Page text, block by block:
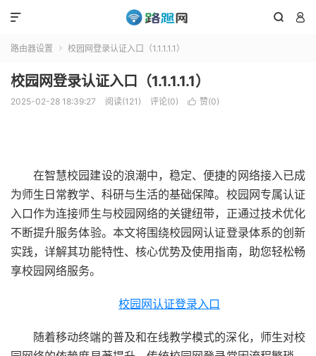
 

路由器设置  校园网登录认证入口（1.1.1.1.1）
校园网登录认证入口（1.1.1.1.1）
2025-02-28 18:39:27 阅读(121) 评论(0)  赞(0)
在智慧校园建设的浪潮中，稳定、便捷的网络接入已成
为师生日常教学、科研与生活的基础保障。校园网专属认证
入口作为连接师生与校园网络的关键纽带，正通过技术优化
不断提升服务体验。本文将围绕校园网认证登录体系的创新
实践，详解其功能特性、核心优势及使用指南，助您轻松畅
享校园网络服务。
校园网认证登录入口
随着移动终端的普及和在线教学模式的深化，师生对校